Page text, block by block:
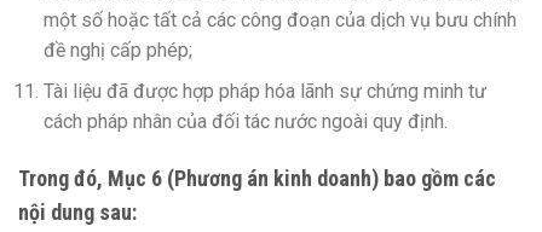
một số hoặc tất cả các công đoạn của dịch vụ bưu chính
đề nghị cấp phép;
Tài liệu đã được hợp pháp hóa lãnh sự chứng minh tư
cách pháp nhân của đối tác nước ngoài quy định.
Trong đó, Mục 6 (Phương án kinh doanh) bao gồm các
nội dung sau: